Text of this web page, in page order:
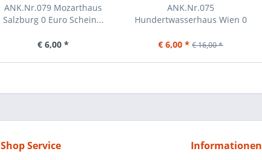
ANK.Nr.079 Mozarthaus
Salzburg 0 Euro Schein...
€ 6,00 *
ANK.Nr.075
Hundertwasserhaus Wien 0
€ 6,00 * € 16,00 *
Shop Service Informationen